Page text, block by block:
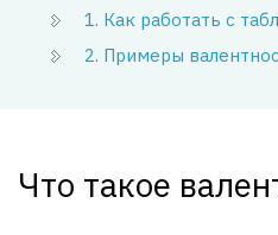
1. Как работать с
2. Примеры
Что такое